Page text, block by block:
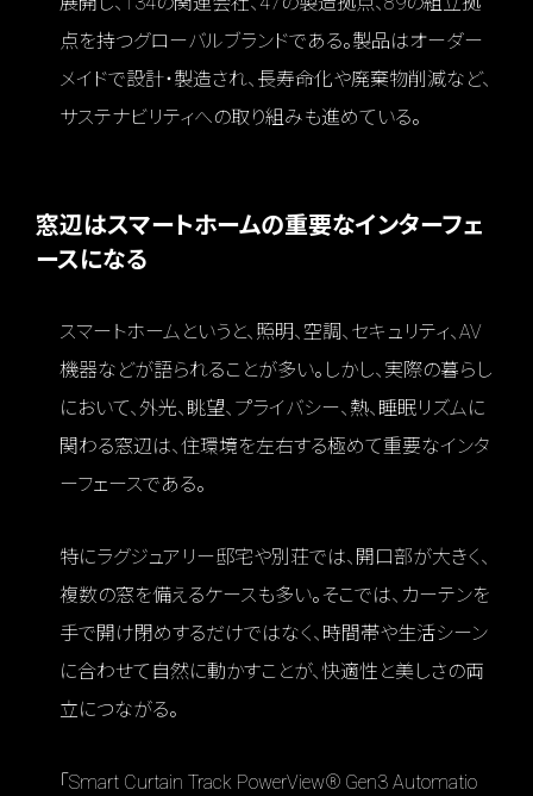
点を持つグローバルブランドである。製品はオーダー
メイドで設計・製造され、長寿命化や廃棄物削減など、
サステナビリティへの取り組みも進めている。
窓辺はスマートホームの重要なインターフェ
ースになる
スマートホームというと、照明、空調、セキュリティ、AV
機器などが語られることが多い。しかし、実際の暮らし
において、外光、眺望、プライバシー、熱、睡眠リズムに
関わる窓辺は、住環境を左右する極めて重要なインタ
ーフェースである。
特にラグジュアリー邸宅や別荘では、開口部が大きく、
複数の窓を備えるケースも多い。そこでは、カーテンを
手で開け閉めするだけではなく、時間帯や生活シーン
に合わせて自然に動かすことが、快適性と美しさの両
立につながる。
「Smart Curtain Track PowerView® Gen3 Automatio